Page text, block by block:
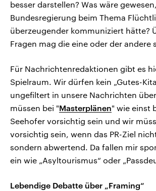
besser darstellen? Was wäre
Bundesregierung beim Thema
überzeugender kommuniziert hätte?
Fragen mag die eine oder der andere
Für Nachrichtenredaktionen gibt es
Spielraum. Wir dürfen kein „Gutes-
ungefiltert in unsere Nachrichten
müssen bei "Masterplänen" wie einst
Seehofer vorsichtig sein und wir
vorsichtig sein, wenn das PR-Ziel
sondern abwertend. Da fallen mir
ein wie „Asyltourismus“ oder
Lebendige Debatte über „Framing“